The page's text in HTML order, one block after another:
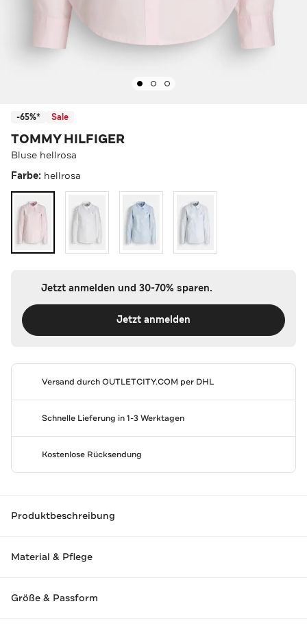
-65%* Sale
TOMMY HILFIGER
Bluse hellrosa
Farbe: hellrosa
Jetzt anmelden und 30-70% sparen.
Jetzt anmelden
Versand durchOUTLETCITY.COM per DHL
Schnelle Lieferung in 1-3 Werktagen
Kostenlose Rücksendung
Produktbeschreibung
Material & Pflege
Größe & Passform